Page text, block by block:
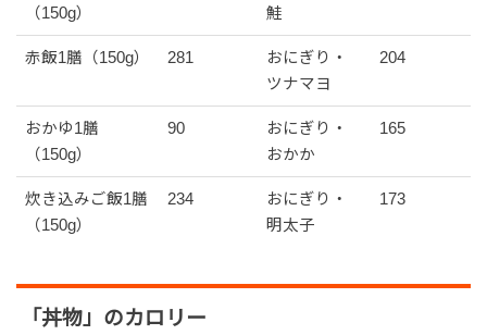
（150g）
鮭
赤飯1膳（150g） 281
おにぎり・
ツナマヨ
204
おかゆ1膳
（150g）
90
おにぎり・
おかか
165
炊き込みご飯1膳
（150g）
234
おにぎり・
明太子
173
「丼物」のカロリー